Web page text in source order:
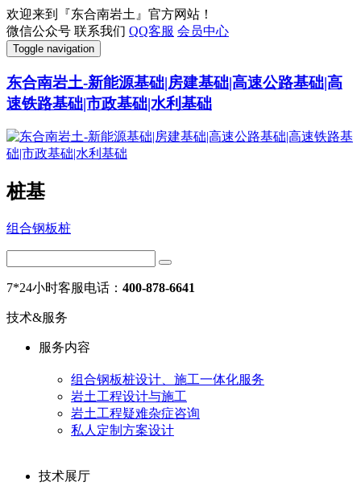
欢迎来到『东合南岩土』官方网站！
微信公众号 联系我们 QQ客服 会员中心
Toggle navigation
东合南岩土-新能源基础|房建基础|高速公路基础|高
速铁路基础|市政基础|水利基础
桩基
组合钢板桩
7*24小时客服电话： 400-878-6641
技术&服务
服务内容
组合钢板桩设计、施工一体化服务
岩土工程设计与施工
岩土工程疑难杂症咨询
私人定制方案设计
技术展厅